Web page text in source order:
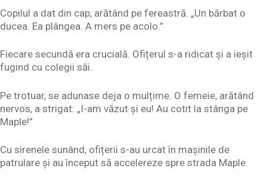
Copilul a dat din cap, arătând pe fereastră. „Un bărbat o
ducea. Ea plângea. A mers pe acolo.”
Fiecare secundă era crucială. Ofițerul s-a ridicat și a ieșit
fugind cu colegii săi.
Pe trotuar, se adunase deja o mulțime. O femeie, arătând
nervos, a strigat: „I-am văzut și eu! Au cotit la stânga pe
Maple!”
Cu sirenele sunând, ofițerii s-au urcat în mașinile de
patrulare și au început să accelereze spre strada Maple.